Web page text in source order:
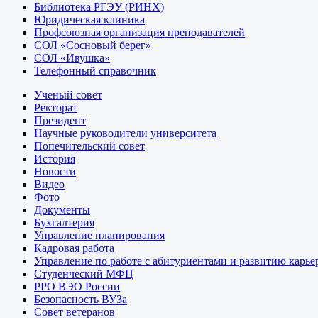
Библиотека РГЭУ (РИНХ)
Юридическая клиника
Профсоюзная организация преподавателей
СОЛ «Сосновый берег»
СОЛ «Ивушка»
Телефонный справочник
Ученый совет
Ректорат
Президент
Научные руководители университета
Попечительский совет
История
Новости
Видео
Фото
Документы
Бухгалтерия
Управление планирования
Кадровая работа
Управление по работе с абитуриентами и развитию
Студенческий МФЦ
РРО ВЭО России
Безопасность ВУЗа
Совет ветеранов